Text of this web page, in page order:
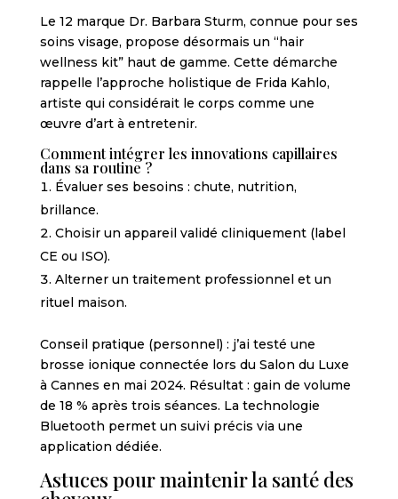
Le 12 marque Dr. Barbara Sturm, connue pour ses
soins visage, propose désormais un “hair
wellness kit” haut de gamme. Cette démarche
rappelle l’approche holistique de Frida Kahlo,
artiste qui considérait le corps comme une
œuvre d’art à entretenir.
Comment intégrer les innovations capillaires
dans sa routine ?
Évaluer ses besoins : chute, nutrition,
brillance.
Choisir un appareil validé cliniquement (label
CE ou ISO).
Alterner un traitement professionnel et un
rituel maison.
Conseil pratique (personnel) : j’ai testé une
brosse ionique connectée lors du Salon du Luxe
à Cannes en mai 2024. Résultat : gain de volume
de 18 % après trois séances. La technologie
Bluetooth permet un suivi précis via une
application dédiée.
Astuces pour maintenir la santé des